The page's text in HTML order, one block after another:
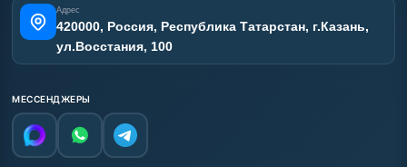
Адрес
420000, Россия, Республика Татарстан, г.Казань,
ул.Восстания, 100
МЕССЕНДЖЕРЫ